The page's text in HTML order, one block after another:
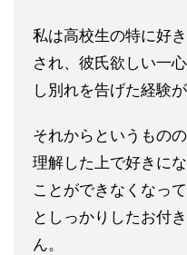
私は高校生の特に好
され、彼氏欲しい一
し別れを告げた経験が
それからというもの
理解した上で好きに
ことができなくなっ
としっかりしたお付
ん。